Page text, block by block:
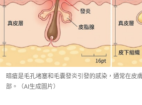
暗瘡是毛孔堵塞和毛囊發炎引發的感染，通常在皮
部。（AI生成圖片）